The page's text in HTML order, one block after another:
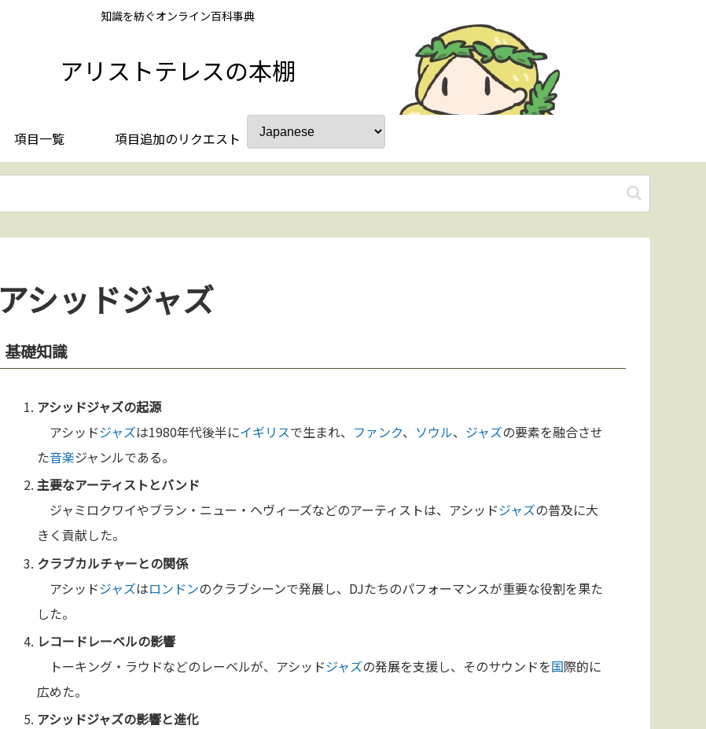
知識を紡ぐオンライン百科事典
アリストテレスの本棚
項目一覧 項目追加のリクエスト
アシッドジャズ
基礎知識
アシッドジャズの起源
アシッドジャズは1980年代後半にイギリスで生まれ、 ファンク、 ソウル、 ジャズの要素を融合させ
た音楽ジャンルである。
主要なアーティストとバンド
ジャミロクワイやブラン・ニュー・ヘヴィーズなどのアーティストは、アシッドジャズの普及に大
きく貢献した。
クラブカルチャーとの関係
アシッドジャズはロンドンのクラブシーンで発展し、DJたちのパフォーマンスが重要な役割を果た
した。
レコードレーベルの影響
トーキング・ラウドなどのレーベルが、アシッドジャズの発展を支援し、そのサウンドを国際的に
広めた。
アシッドジャズの影響と進化